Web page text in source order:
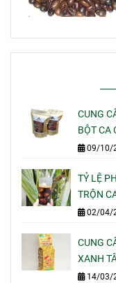
CUNG
BỘT CA
NGUYÊN
QUÁN
TẠI
09/10/
TỶ LỆ
TRỘN
NGON
NHẤT
NAY
02/04/
CUNG
XANH
CƯƠNG
14/03/